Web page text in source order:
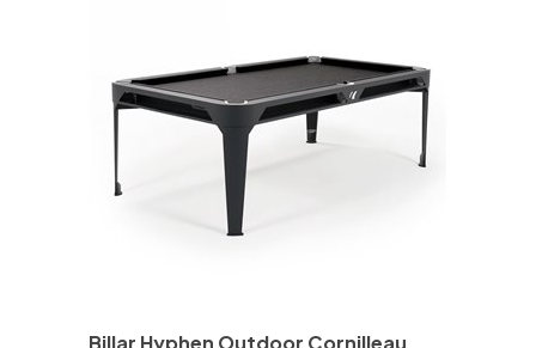
Billar Hyphen Outdoor Cornilleau